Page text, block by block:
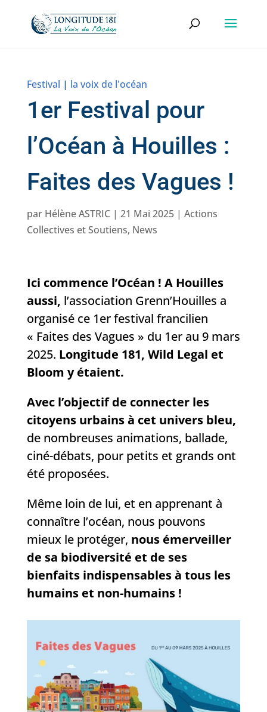
Festival | la voix de l'océan
1er Festival pour
l’Océan à Houilles :
Faites des Vagues !
par Hélène ASTRIC| 21 Mai 2025| Actions
Collectives et Soutiens, News
Ici commence l’Océan ! A Houilles
aussi, l’association Grenn’Houilles a
organisé ce 1er festival francilien
« Faites des Vagues » du 1er au 9 mars
2025. Longitude 181, Wild Legal et
Bloom y étaient.
Avec l’objectif de connecter les
citoyens urbains à cet univers bleu,
de nombreuses animations, ballade,
ciné-débats, pour petits et grands ont
été proposées.
Même loin de lui, et en apprenant à
connaître l’océan, nous pouvons
mieux le protéger, nous émerveiller
de sa biodiversité et de ses
bienfaits indispensables à tous les
humains et non-humains !